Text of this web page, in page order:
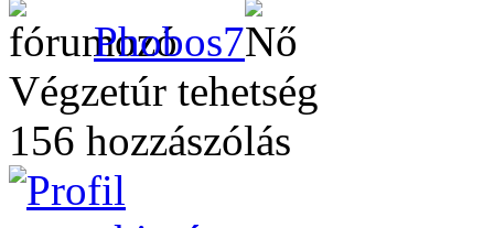
Phobos7
Végzetúr tehetség
156 hozzászólás